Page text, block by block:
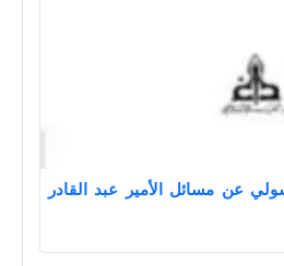
عن مسائل الأمير عبد القادر